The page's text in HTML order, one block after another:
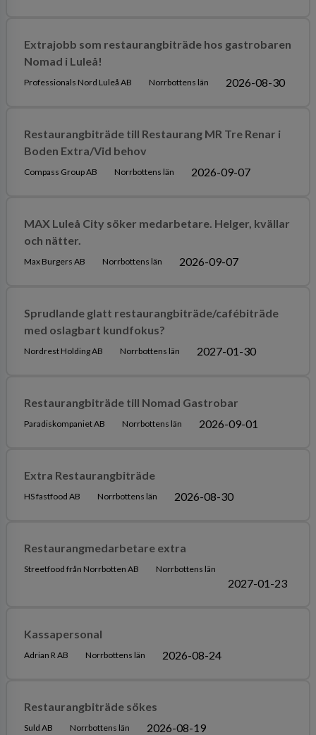
Extrajobb som restaurangbiträde hos gastrobaren
Nomad i Luleå!
Professionals Nord Luleå AB Norrbottens län 2026-08-30
Restaurangbiträde till Restaurang MR Tre Renar i
Boden Extra/Vid behov
Compass Group AB Norrbottens län 2026-09-07
MAX Luleå City söker medarbetare. Helger, kvällar
och nätter.
Max Burgers AB Norrbottens län 2026-09-07
Sprudlande glatt restaurangbiträde/cafébiträde
med oslagbart kundfokus?
Nordrest Holding AB Norrbottens län 2027-01-30
Restaurangbiträde till Nomad Gastrobar
Paradiskompaniet AB Norrbottens län 2026-09-01
Extra Restaurangbiträde
HS fastfood AB Norrbottens län 2026-08-30
Restaurangmedarbetare extra
Streetfood från Norrbotten AB Norrbottens län
2027-01-23
Kassapersonal
Adrian R AB Norrbottens län 2026-08-24
Restaurangbiträde sökes
Suld AB Norrbottens län 2026-08-19